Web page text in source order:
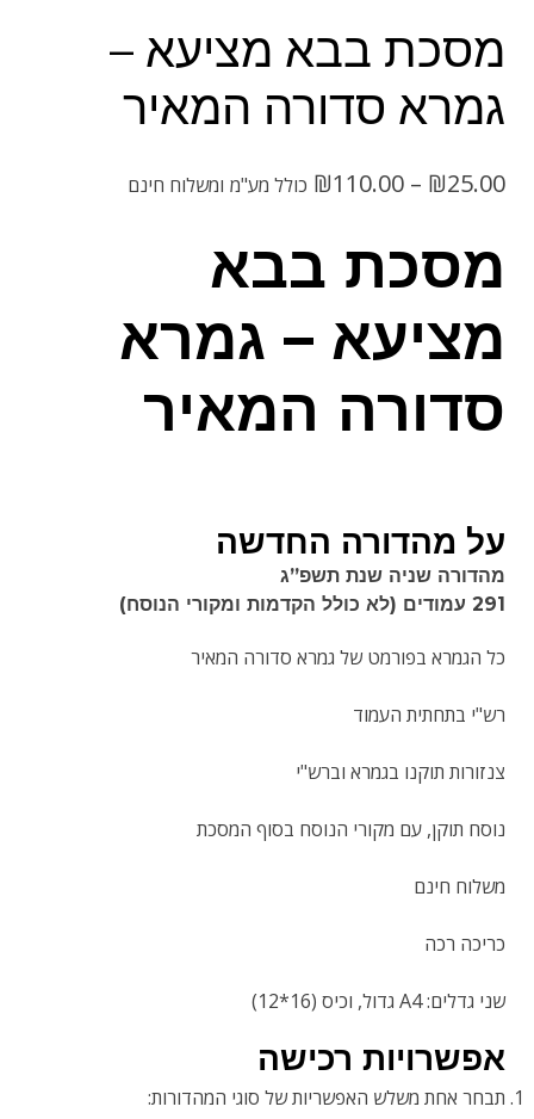
מסכת בבא מציעא –
גמרא סדורה המאיר
₪25.00
–
₪110.00
טווח
כולל מע"מ ומשלוח חינם
מסכת בבא
מציעא – גמרא
סדורה המאיר
על מהדורה החדשה
מהדורה שניה שנת תשפ”ג
291 עמודים (לא כולל הקדמות ומקורי הנוסח)
כל הגמרא בפורמט של גמרא סדורה המאיר
רש"י בתחתית העמוד
צנזורות תוקנו בגמרא וברש"י
נוסח תוקן, עם מקורי הנוסח בסוף המסכת
משלוח חינם
כריכה רכה
שני גדלים: A4 גדול, וכיס (16*12)
אפשרויות רכישה
תבחר אחת משלש האפשריות של סוגי המהדורות: